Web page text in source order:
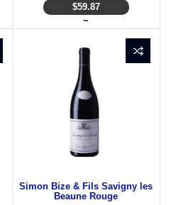
$59.87
~
Simon Bize & Fils Savigny les
Beaune Rouge